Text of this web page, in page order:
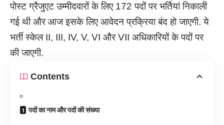
पोस्ट ग्रैजुएट उम्मीदवारों के लिए 172 पदों पर भर्तियां निकाली
गई थी और आज इसके लिए आवेदन प्रक्रिया बंद हो जाएगी. ये
भर्ती स्केल II, III, IV, V, VI और VII अधिकारियों के पदों पर
की जाएगी.
Contents
पदों का नाम और पदों की संख्या